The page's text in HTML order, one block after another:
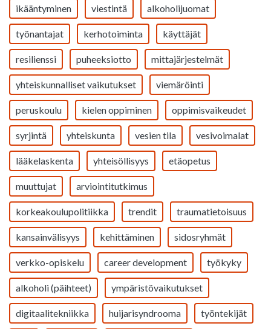
ikääntyminen viestintä alkoholijuomat
työnantajat kerhotoiminta käyttäjät
resilienssi puheeksiotto mittajärjestelmät
yhteiskunnalliset vaikutukset viemäröinti
peruskoulu kielen oppiminen oppimisvaikeudet
syrjintä yhteiskunta vesien tila vesivoimalat
lääkelaskenta yhteisöllisyys etäopetus
muuttujat arviointitutkimus
korkeakoulupolitiikka trendit traumatietoisuus
kansainvälisyys kehittäminen sidosryhmät
verkko-opiskelu career development työkyky
alkoholi (päihteet) ympäristövaikutukset
digitaalitekniikka huijarisyndrooma työntekijät